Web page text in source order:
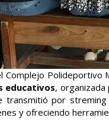
Complejo
educativos, organizada
transmitió por
y ofreciendo